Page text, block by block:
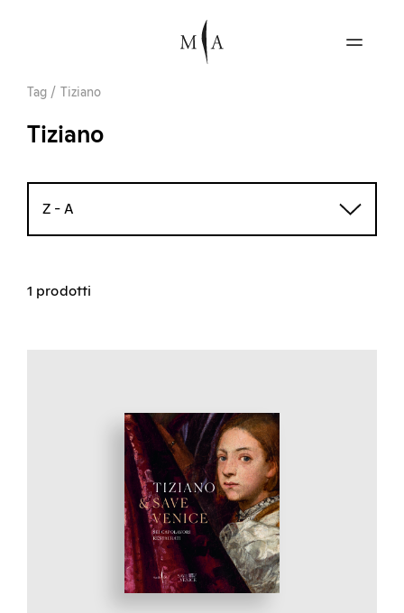
Tag / Tiziano
Tiziano
Z - A
1 prodotti